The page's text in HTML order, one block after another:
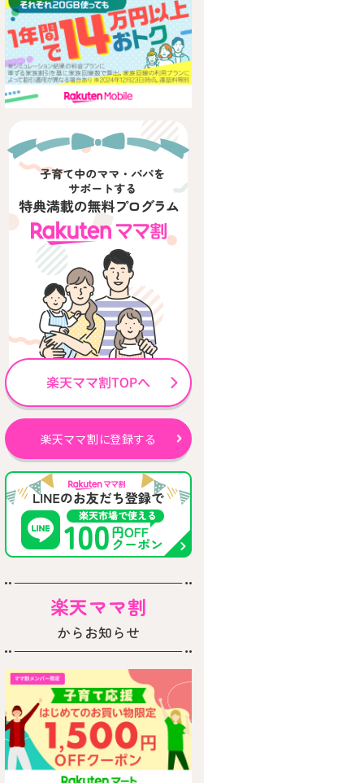
楽天ママ割に登録する
楽天ママ割
からお知らせ